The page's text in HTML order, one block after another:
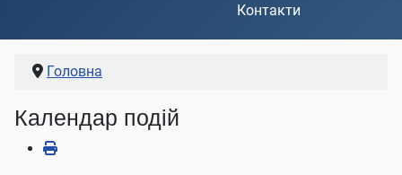
Контакти
Головна
Календар подій